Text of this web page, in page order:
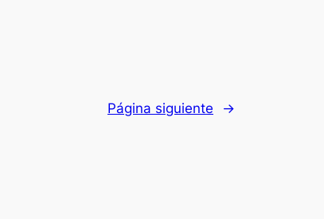
Página siguiente →